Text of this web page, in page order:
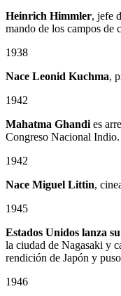
Heinrich Himmler, jefe
mando de los campos de
1938
Nace Leonid Kuchma,
1942
Mahatma Ghandi es
Congreso Nacional Indio.
1942
Nace Miguel Littin,
1945
Estados Unidos lanza
la ciudad de Nagasaki y
rendición de Japón y
1946